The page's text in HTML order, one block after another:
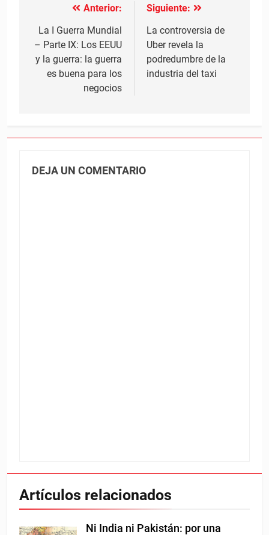
Navegación
de
entradas
Anterior:
La I Guerra Mundial
– Parte IX: Los EEUU
y la guerra: la guerra
es buena para los
negocios
Siguiente:
La controversia de
Uber revela la
podredumbre de la
industria del taxi
DEJA UN COMENTARIO
Artículos relacionados
Ni India ni Pakistán: por una